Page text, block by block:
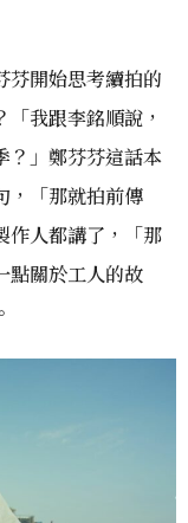
芬開始思考續拍的
我跟李銘順說，
？」鄭芬芬這話本
，「那就拍前傳
作人都講了，「那
點關於工人的故